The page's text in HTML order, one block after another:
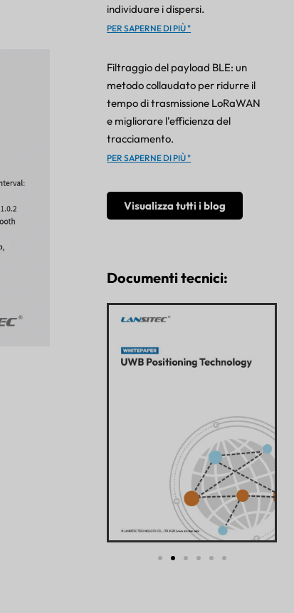
individuare i dispersi.
PER SAPERNE DI PIÙ "
Filtraggio del payload BLE: un
metodo collaudato per ridurre il
tempo di trasmissione LoRaWAN
e migliorare l'efficienza del
tracciamento.
PER SAPERNE DI PIÙ "
Visualizza tutti i blog
Documenti tecnici: